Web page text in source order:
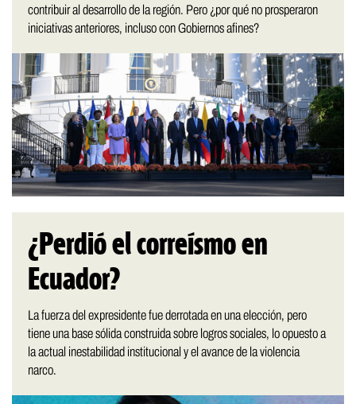
contribuir al desarrollo de la región. Pero ¿por qué no prosperaron
iniciativas anteriores, incluso con Gobiernos afines?
¿Perdió el correísmo en
Ecuador?
La fuerza del expresidente fue derrotada en una elección, pero
tiene una base sólida construida sobre logros sociales, lo opuesto a
la actual inestabilidad institucional y el avance de la violencia
narco.